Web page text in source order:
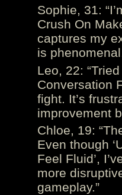
Sophie, 31:
Crush On
captures my
is
Leo, 22:
Conversation
fight. It’s
improvement
Chloe, 19:
Even though
Feel Fluid’,
more
gameplay.”